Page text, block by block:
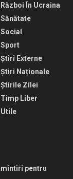
Război În Ucraina
Sănătate
Social
Sport
Știri Externe
Știri Naționale
Știrile Zilei
Timp Liber
Utile
pentru